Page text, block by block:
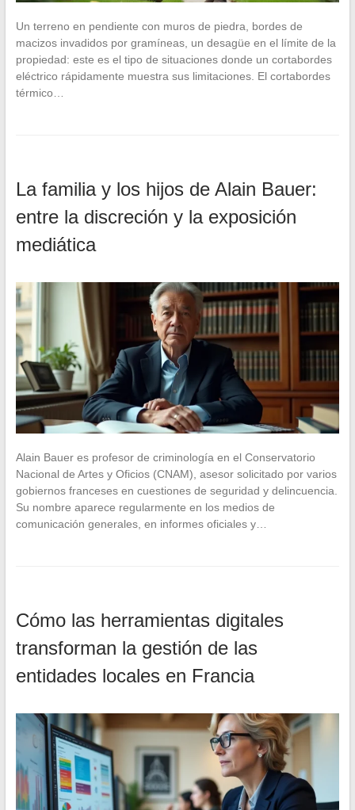
Un terreno en pendiente con muros de piedra, bordes de
macizos invadidos por gramíneas, un desagüe en el límite de la
propiedad: este es el tipo de situaciones donde un cortabordes
eléctrico rápidamente muestra sus limitaciones. El cortabordes
térmico…
La familia y los hijos de Alain Bauer:
entre la discreción y la exposición
mediática
Alain Bauer es profesor de criminología en el Conservatorio
Nacional de Artes y Oficios (CNAM), asesor solicitado por varios
gobiernos franceses en cuestiones de seguridad y delincuencia.
Su nombre aparece regularmente en los medios de
comunicación generales, en informes oficiales y…
Cómo las herramientas digitales
transforman la gestión de las
entidades locales en Francia